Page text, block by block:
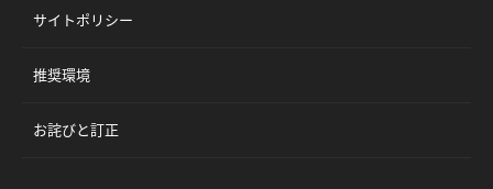
サイトポリシー
推奨環境
お詫びと訂正